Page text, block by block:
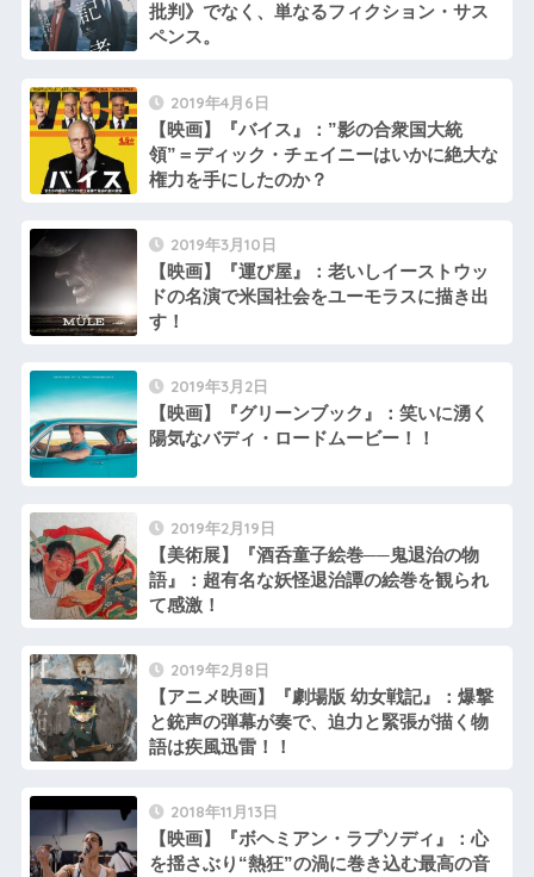
批判》でなく、単なるフィクション・サス
ペンス。
2019年4月6日
【映画】『バイス』：”影の合衆国大統
領”＝ディック・チェイニーはいかに絶大な
権力を手にしたのか？
2019年3月10日
【映画】『運び屋』：老いしイーストウッ
ドの名演で米国社会をユーモラスに描き出
す！
2019年3月2日
【映画】『グリーンブック』：笑いに湧く
陽気なバディ・ロードムービー！！
2019年2月19日
【美術展】『酒呑童子絵巻──鬼退治の物
語』：超有名な妖怪退治譚の絵巻を観られ
て感激！
2019年2月8日
【アニメ映画】『劇場版 幼女戦記』：爆撃
と銃声の弾幕が奏で、迫力と緊張が描く物
語は疾風迅雷！！
2018年11月13日
【映画】『ボヘミアン・ラプソディ』：心
を揺さぶり“熱狂”の渦に巻き込む最高の音